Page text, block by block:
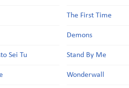
Sei Tu
The First Time
Demons
Stand By Me
Wonderwall